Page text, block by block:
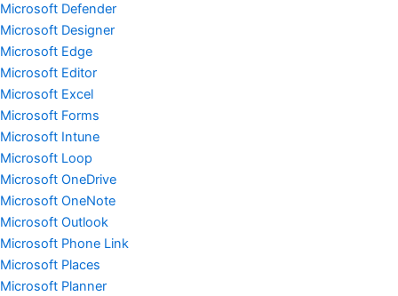
Microsoft Defender
Microsoft Designer
Microsoft Edge
Microsoft Editor
Microsoft Excel
Microsoft Forms
Microsoft Intune
Microsoft Loop
Microsoft OneDrive
Microsoft OneNote
Microsoft Outlook
Microsoft Phone Link
Microsoft Places
Microsoft Planner